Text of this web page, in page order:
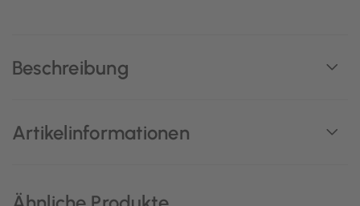
Beschreibung
Artikelinformationen